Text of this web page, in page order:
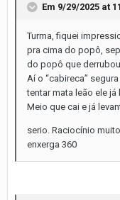
Em 9/29/2025 at
Turma, fiquei
pra cima do popô,
do popô que
Aí o “cabireca”
tentar mata leão ele
Meio que cai e já
serio. Raciocínio
enxerga 360